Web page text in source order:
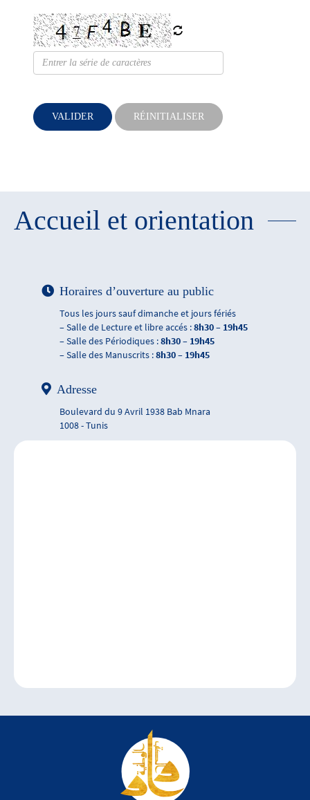
VALIDER RÉINITIALISER
Accueil et orientation
Horaires d’ouverture au public
Tous les jours sauf dimanche et jours fériés
– Salle de Lecture et libre accés :8h30 – 19h45
– Salle des Périodiques :8h30 – 19h45
– Salle des Manuscrits :8h30 – 19h45
Adresse
Boulevard du 9 Avril 1938 Bab Mnara
1008 - Tunis